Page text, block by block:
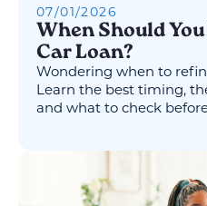
07/01/2026
When Should
Car Loan?
Wondering when to
Learn the best timing,
and what to check